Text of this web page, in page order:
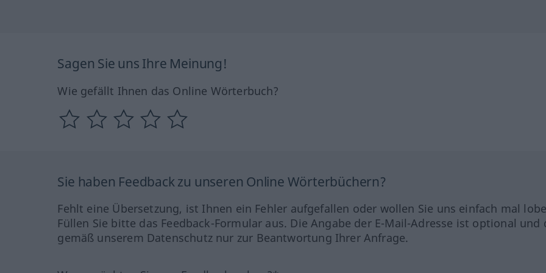
Sagen Sie uns Ihre Meinung!
Wie gefällt Ihnen das Online Wörterbuch?
Sie haben Feedback zu unseren Online Wörterbüchern?
Fehlt eine Übersetzung, ist Ihnen ein Fehler aufgefallen oder wollen Sie uns einfach mal
Füllen Sie bitte das Feedback-Formular aus. Die Angabe der E-Mail-Adresse ist optional und
gemäß unserem Datenschutz nur zur Beantwortung Ihrer Anfrage.